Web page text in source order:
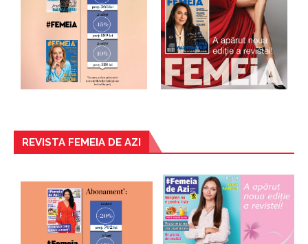
REVISTA FEMEIA DE AZI